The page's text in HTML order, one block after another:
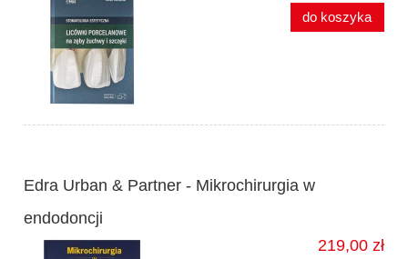
do koszyka
Edra Urban & Partner - Mikrochirurgia w
endodoncji
219,00 zł